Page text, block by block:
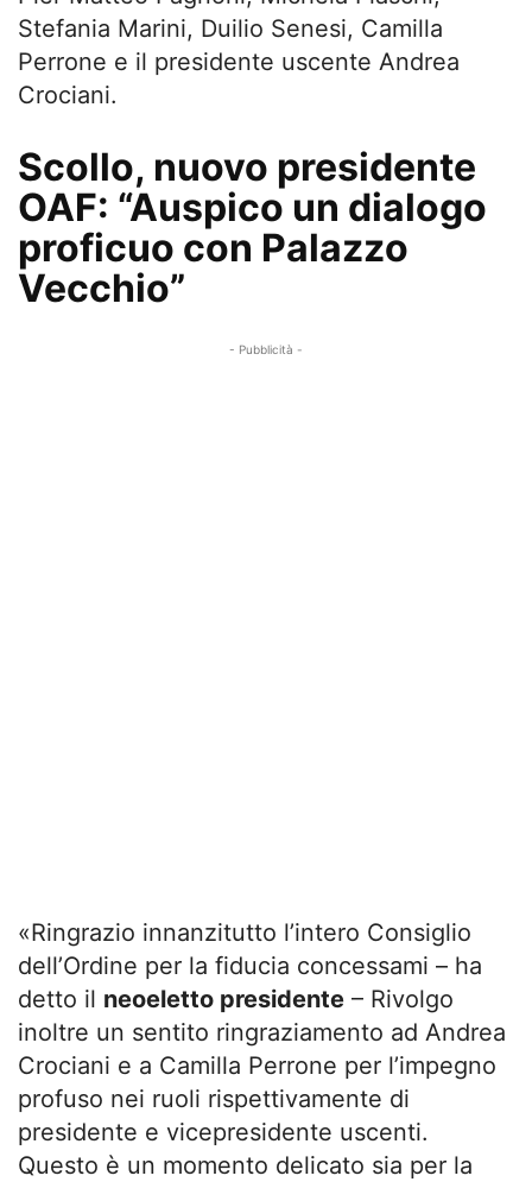
Stefania Marini, Duilio Senesi, Camilla
Perrone e il presidente uscente Andrea
Crociani.
Scollo, nuovo presidente
OAF: “Auspico un dialogo
proficuo con Palazzo
Vecchio”
- Pubblicità -
«Ringrazio innanzitutto l’intero Consiglio
dell’Ordine per la fiducia concessami – ha
detto il neoeletto presidente – Rivolgo
inoltre un sentito ringraziamento ad Andrea
Crociani e a Camilla Perrone per l’impegno
profuso nei ruoli rispettivamente di
presidente e vicepresidente uscenti.
Questo è un momento delicato sia per la